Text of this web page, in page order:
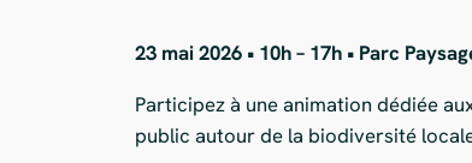
23 mai 2026 • 10h – 17h • Parc
Participez à une animation dédiée
public autour de la biodiversité